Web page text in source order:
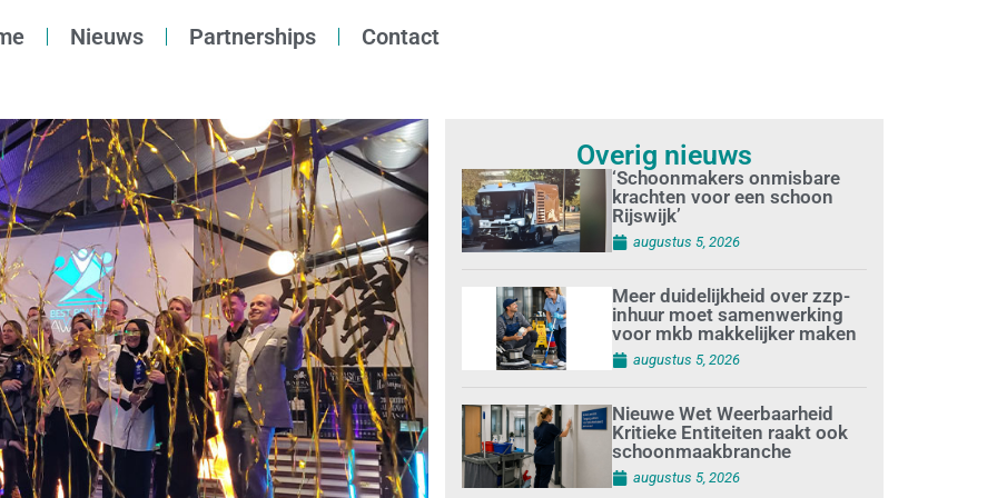
Nieuws Partnerships Contact
Overig nieuws
‘Schoonmakers onmisbare
krachten voor een schoon
Rijswijk’
augustus 5, 2026
Meer duidelijkheid over zzp-
inhuur moet samenwerking
voor mkb makkelijker maken
augustus 5, 2026
Nieuwe Wet Weerbaarheid
Kritieke Entiteiten raakt ook
schoonmaakbranche
augustus 5, 2026